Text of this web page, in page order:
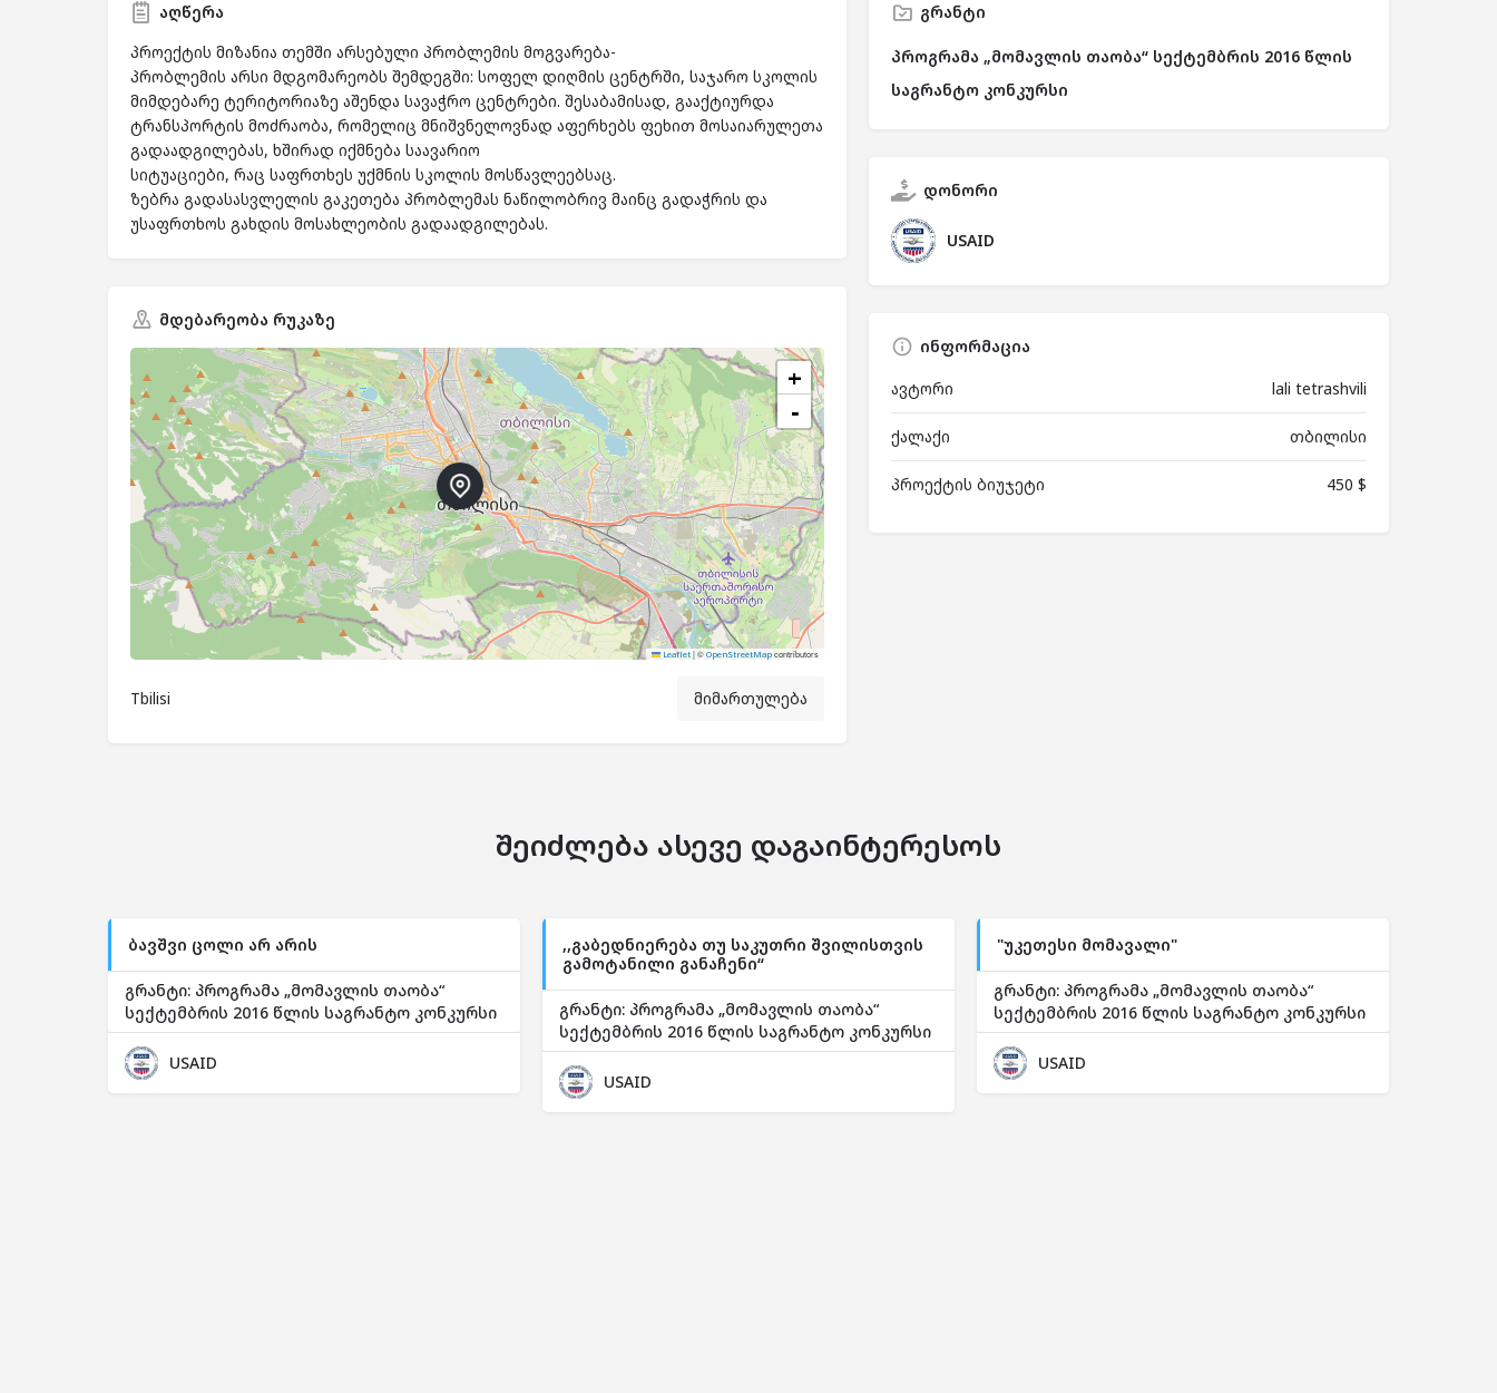
აღწერა
პროექტის მიზანია თემში არსებული პრობლემის მოგვარება-
პრობლემის არსი მდგომარეობს შემდეგში: სოფელ დიღმის ცენტრში, საჯარო სკოლის
მიმდებარე ტერიტორიაზე აშენდა სავაჭრო ცენტრები. შესაბამისად, გააქტიურდა
ტრანსპორტის მოძრაობა, რომელიც მნიშვნელოვნად აფერხებს ფეხით მოსაიარულეთა
გადაადგილებას, ხშირად იქმნება საავარიო
სიტუაციები, რაც საფრთხეს უქმნის სკოლის მოსწავლეებსაც.
ზებრა გადასასვლელის გაკეთება პრობლემას ნაწილობრივ მაინც გადაჭრის და
უსაფრთხოს გახდის მოსახლეობის გადაადგილებას.
მდებარეობა რუკაზე
+
−
Leaflet |© OpenStreetMapcontributors
Tbilisi მიმართულება
გრანტი
პროგრამა „მომავლის თაობა“ სექტემბრის 2016 წლის
საგრანტო კონკურსი
დონორი
USAID
ინფორმაცია
ავტორი
lali tetrashvili
ქალაქი თბილისი
პროექტის ბიუჯეტი 450 $
შეიძლება ასევე დაგაინტერესოს
ბავშვი ცოლი არ არის
გრანტი: პროგრამა „მომავლის თაობა“
სექტემბრის 2016 წლის საგრანტო კონკურსი
USAID
,,გაბედნიერება თუ საკუთრი შვილისთვის
გამოტანილი განაჩენი“
გრანტი: პროგრამა „მომავლის თაობა“
სექტემბრის 2016 წლის საგრანტო კონკურსი
USAID
"უკეთესი მომავალი"
გრანტი: პროგრამა „მომავლის თაობა“
სექტემბრის 2016 წლის საგრანტო კონკურსი
USAID